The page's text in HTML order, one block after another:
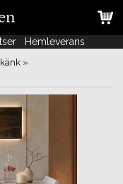
Hemleverans
Hemleverans
»